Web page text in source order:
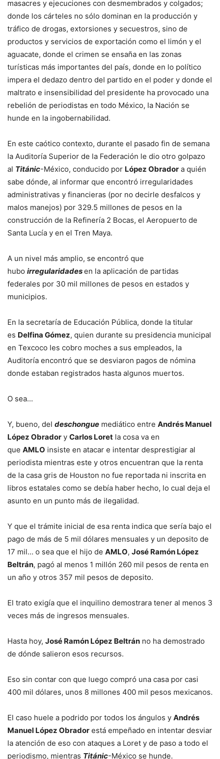
masacres y ejecuciones con desmembrados y colgados;
donde los cárteles no sólo dominan en la producción y
tráfico de drogas, extorsiones y secuestros, sino de
productos y servicios de exportación como el limón y el
aguacate, donde el crimen se ensaña en las zonas
turísticas más importantes del país, donde en lo político
impera el dedazo dentro del partido en el poder y donde el
maltrato e insensibilidad del presidente ha provocado una
rebelión de periodistas en todo México, la Nación se
hunde en la ingobernabilidad.
En este caótico contexto, durante el pasado fin de semana
la Auditoría Superior de la Federación le dio otro golpazo
al Titánic-México, conducido por López Obrador a quién
sabe dónde, al informar que encontró irregularidades
administrativas y financieras (por no decirle desfalcos y
malos manejos) por 329.5 millones de pesos en la
construcción de la Refinería 2 Bocas, el Aeropuerto de
Santa Lucía y en el Tren Maya.
A un nivel más amplio, se encontró que
hubo irregularidadesen la aplicación de partidas
federales por 30 mil millones de pesos en estados y
municipios.
En la secretaría de Educación Pública, donde la titular
es Delfina Gómez, quien durante su presidencia municipal
en Texcoco les cobro moches a sus empleados, la
Auditoría encontró que se desviaron pagos de nómina
donde estaban registrados hasta algunos muertos.
O sea…
Y, bueno, del deschongue mediático entre Andrés Manuel
López Obrador y Carlos Loret la cosa va en
que AMLO insiste en atacar e intentar desprestigiar al
periodista mientras este y otros encuentran que la renta
de la casa gris de Houston no fue reportada ni inscrita en
libros estatales como se debía haber hecho, lo cual deja el
asunto en un punto más de ilegalidad.
Y que el trámite inicial de esa renta indica que sería bajo el
pago de más de 5 mil dólares mensuales y un deposito de
17 mil… o sea que el hijo de AMLO, José Ramón López
Beltrán, pagó al menos 1 millón 260 mil pesos de renta en
un año y otros 357 mil pesos de deposito.
El trato exigía que el inquilino demostrara tener al menos 3
veces más de ingresos mensuales.
Hasta hoy, José Ramón López Beltrán no ha demostrado
de dónde salieron esos recursos.
Eso sin contar con que luego compró una casa por casi
400 mil dólares, unos 8 millones 400 mil pesos mexicanos.
El caso huele a podrido por todos los ángulos y Andrés
Manuel López Obrador está empeñado en intentar desviar
la atención de eso con ataques a Loret y de paso a todo el
periodismo, mientras Titánic-México se hunde.